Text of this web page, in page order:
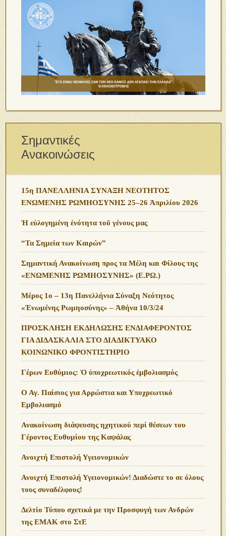
Σημαντικές
Ανακοινώσεις
15η ΠΑΝΕΛΛΗΝΙΑ ΣΥΝΑΞΗ ΝΕΟΤΗΤΟΣ
ΕΝΩΜΕΝΗΣ ΡΩΜΗΟΣΥΝΗΣ 25–26 Ἀπριλίου 2026
Ἡ εὐλογημένη ἑνότητα τοῦ γένους μας
“Τα Σημεία των Καιρών”
Σημαντική Ανακοίνωση προς τα Μέλη και Φίλους της
«ΕΝΩΜΕΝΗΣ ΡΩΜΗΟΣΥΝΗΣ» (Ε.ΡΩ.)
Μέρος 1ο – 13η Πανελλήνια Σύναξη Νεότητος
«Ἑνωμένης Ρωμηοσύνης» – Ἀθήνα 10/3/24
ΠΡΟΣΚΛΗΣΗ ΕΚΔΗΛΩΣΗΣ ΕΝΔΙΑΦΕΡΟΝΤΟΣ
ΓΙΑ ΔΙΔΑΣΚΑΛΙΑ ΣΤΟ ΔΙΑΔΙΚΤΥΑΚΟ
ΚΟΙΝΩΝΙΚΟ ΦΡΟΝΤΙΣΤΗΡΙΟ
Γέρων Ευθύμιος: Ὁ ὑποχρεωτικός ἐμβολιασμός
Ο Αγ. Παίσιος για Αρρώστια και Υποχρεωτικό
Εμβολιασμό
Ανακοίνωση διάψευσης ηχητικού περί θέσεων του
Γέροντος Ευθυμίου της Καψάλας
Ανοιχτή Επιστολή Υγειονομικών
Ανοιχτή Επιστολή Υγειονομικών! Διαδώστε το σε όλους
τους συναδέλφους!
Δελτίο Τύπου σχετικά με την Προσφυγή των Ανδρών
της ΕΜΑΚ στο ΣτΕ